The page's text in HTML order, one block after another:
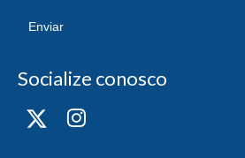
Enviar
Socialize conosco